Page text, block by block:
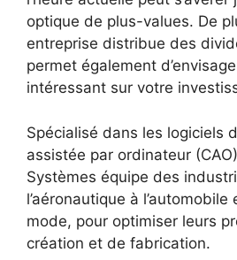
optique de plus-values. De
entreprise distribue des
permet également
intéressant sur votre
Spécialisé dans les logiciels
assistée par ordinateur
Systèmes équipe des
l’aéronautique à
mode, pour optimiser leurs
création et de fabrication.